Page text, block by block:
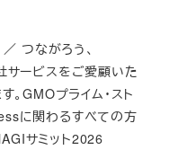
つながろう、
ービスをご愛顧いた
。GMOプライム・スト
に関わるすべての方
サミット2026